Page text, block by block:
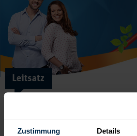
Zustimmung Details
Leitsatz
Jeder Mitarbeiter besitzt eine Vorbildrolle